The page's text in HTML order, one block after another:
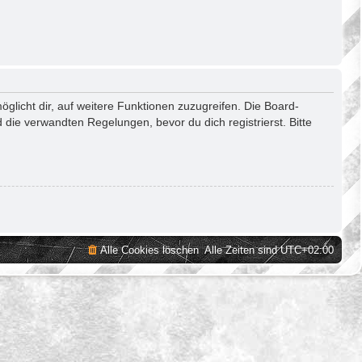
dir, auf weitere Funktionen zuzugreifen. Die Board-
verwandten Regelungen, bevor du dich registrierst. Bitte
Alle Zeiten sindUTC+02:00
Alle Cookies löschen